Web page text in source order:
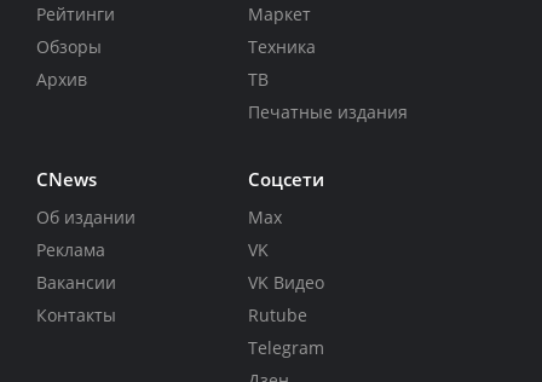
Рейтинги
Обзоры
Архив
Маркет
Техника
ТВ
Печатные издания
CNews
Об издании
Реклама
Вакансии
Контакты
Соцсети
Max
VK
VK Видео
Rutube
Telegram